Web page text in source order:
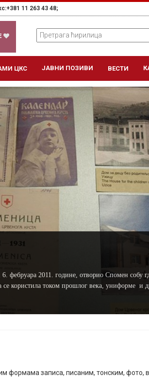
11 263 43 48;
ЦКС ЈАВНИ ПОЗИВИ ВЕСТИ
фебруара 2011. године, отворио Спомен собу
користила током прошлог века, униформе и
формама записа, писаним, тонским, фото,